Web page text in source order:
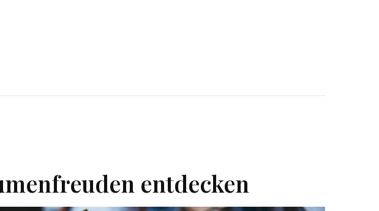
entdecken